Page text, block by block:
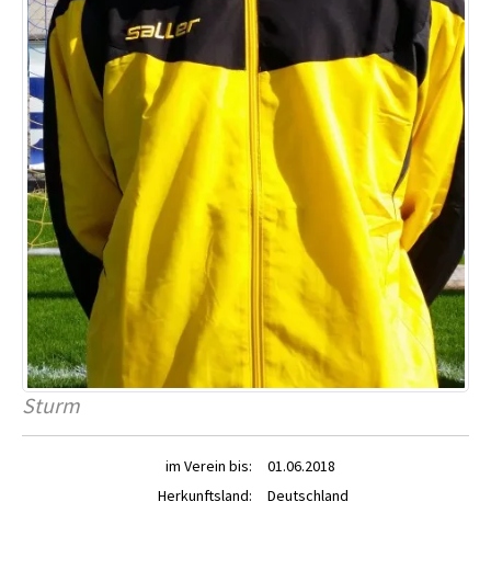
Sturm
im Verein bis:
01.06.2018
Herkunftsland:
Deutschland